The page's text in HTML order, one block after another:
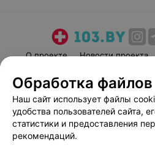
О проекте Новости проекта
Пользовательское
Вакансии
Написать
Обработка
Наш сайт использует файлы
удобства пользователей сайта,
статистики и предоставления
рекомендаций.